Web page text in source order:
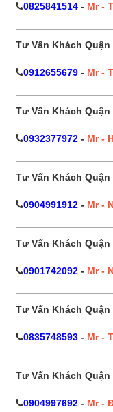
0825841514 - Mr -
Tư Vấn Khách Quận
0912655679 - Mr -
Tư Vấn Khách Quận
0932377972 - Mr -
Tư Vấn Khách Quận
0904991912 - Mr -
Tư Vấn Khách Quận
0901742092 - Mr -
Tư Vấn Khách Quận
0835748593 - Mr -
Tư Vấn Khách Quận
0904997692 - Mr -